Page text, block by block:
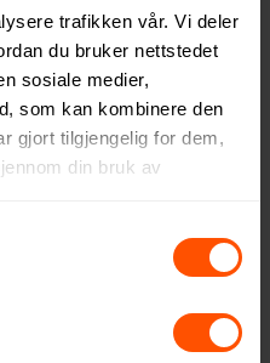
trafikken vår. Vi deler
du bruker nettstedet
sosiale medier,
som kan kombinere den
gjort tilgjengelig for dem,
din bruk av